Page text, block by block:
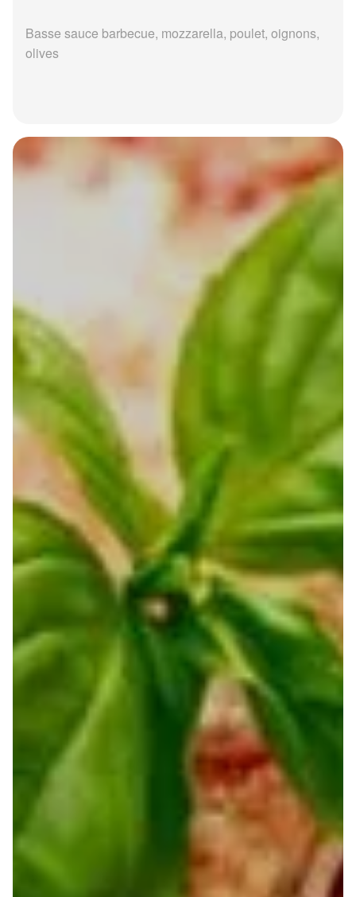
Basse sauce barbecue, mozzarella, poulet, oignons,
olives